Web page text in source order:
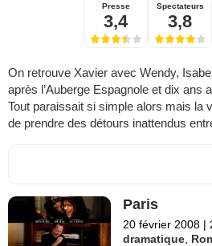
Presse
3,4
Spectateurs
3,8
On retrouve Xavier avec Wendy,
après l’Auberge Espagnole et dix ans
Tout paraissait si simple alors mais la
de prendre des détours inattendus
Paris
20 février 2008 |
dramatique